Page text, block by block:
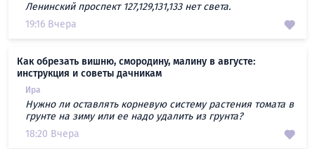
Ленинский проспект 127,129,131,133 нет света.
19:16 Вчера
Как обрезать вишню, смородину, малину в августе:
инструкция и советы дачникам
Ира
Нужно ли оставлять корневую систему растения томата в
грунте на зиму или ее надо удалить из грунта?
18:20 Вчера